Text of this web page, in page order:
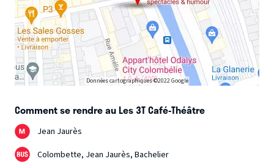
Données cartographiques ©2022 Google
Comment se rendre au Les 3T Café-Théâtre
Jean Jaurès
Colombette, Jean Jaurès, Bachelier